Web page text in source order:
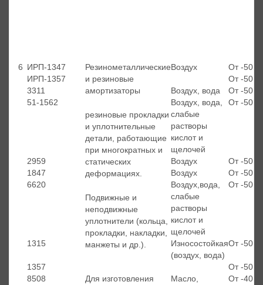
6 ИРП-1347
Резинометаллические
и резиновые
амортизаторы
резиновые прокладки
и уплотнительные
детали, работающие
при многократных и
статических
деформациях.
Подвижные и
неподвижные
уплотнители (кольца,
прокладки, накладки,
манжеты и др.).
Воздух
От -50
ИРП-1357
От -50
3311
Воздух, вода
От -50
51-1562
Воздух, вода,
слабые
растворы
кислот и
щелочей
От -50
2959 Воздух
От -50
1847
Воздух
От -50
6620
Воздух,вода,
слабые
растворы
кислот и
щелочей
От -50
1315
Износостойкая
(воздух, вода)
От -50
1357
От -50
8508
Для изготовления
Масло,
От -40